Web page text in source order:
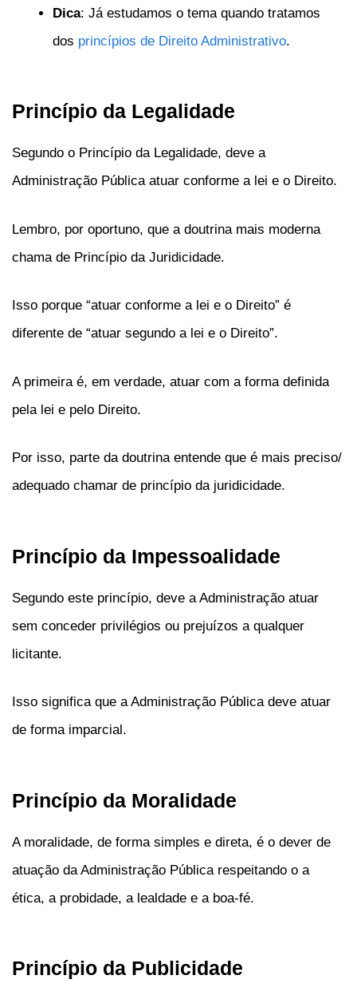
Dica: Já estudamos o tema quando tratamos
dos princípios de Direito Administrativo.
Princípio da Legalidade
Segundo o Princípio da Legalidade, deve a
Administração Pública atuar conforme a lei e o Direito.
Lembro, por oportuno, que a doutrina mais moderna
chama de Princípio da Juridicidade.
Isso porque “atuar conforme a lei e o Direito” é
diferente de “atuar segundo a lei e o Direito”.
A primeira é, em verdade, atuar com a forma definida
pela lei e pelo Direito.
Por isso, parte da doutrina entende que é mais preciso/
adequado chamar de princípio da juridicidade.
Princípio da Impessoalidade
Segundo este princípio, deve a Administração atuar
sem conceder privilégios ou prejuízos a qualquer
licitante.
Isso significa que a Administração Pública deve atuar
de forma imparcial.
Princípio da Moralidade
A moralidade, de forma simples e direta, é o dever de
atuação da Administração Pública respeitando o a
ética, a probidade, a lealdade e a boa-fé.
Princípio da Publicidade